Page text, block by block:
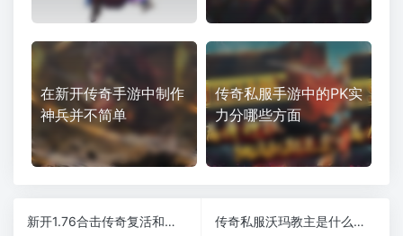
在新开传奇手游中制作
神兵并不简单
传奇私服手游中的PK实
力分哪些方面
新开1.76合击传奇复活和被消费的玩法分析
传奇私服沃玛教主是什么情况